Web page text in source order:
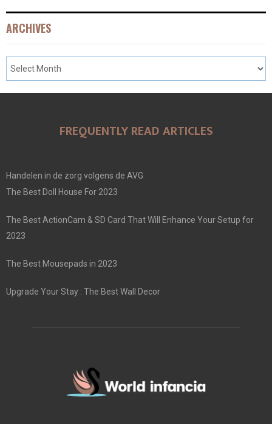
ARCHIVES
FREQUENTLY READ ARTICLES
Handelen in de zorg volgens de AVG
The Best Doll House For 2023
The Best ActionCam & SD Card That Will Enhance Your Setup for
2023
The Best Mousepads in 2023
Upgrade Your Stay : The Best Wall Decor